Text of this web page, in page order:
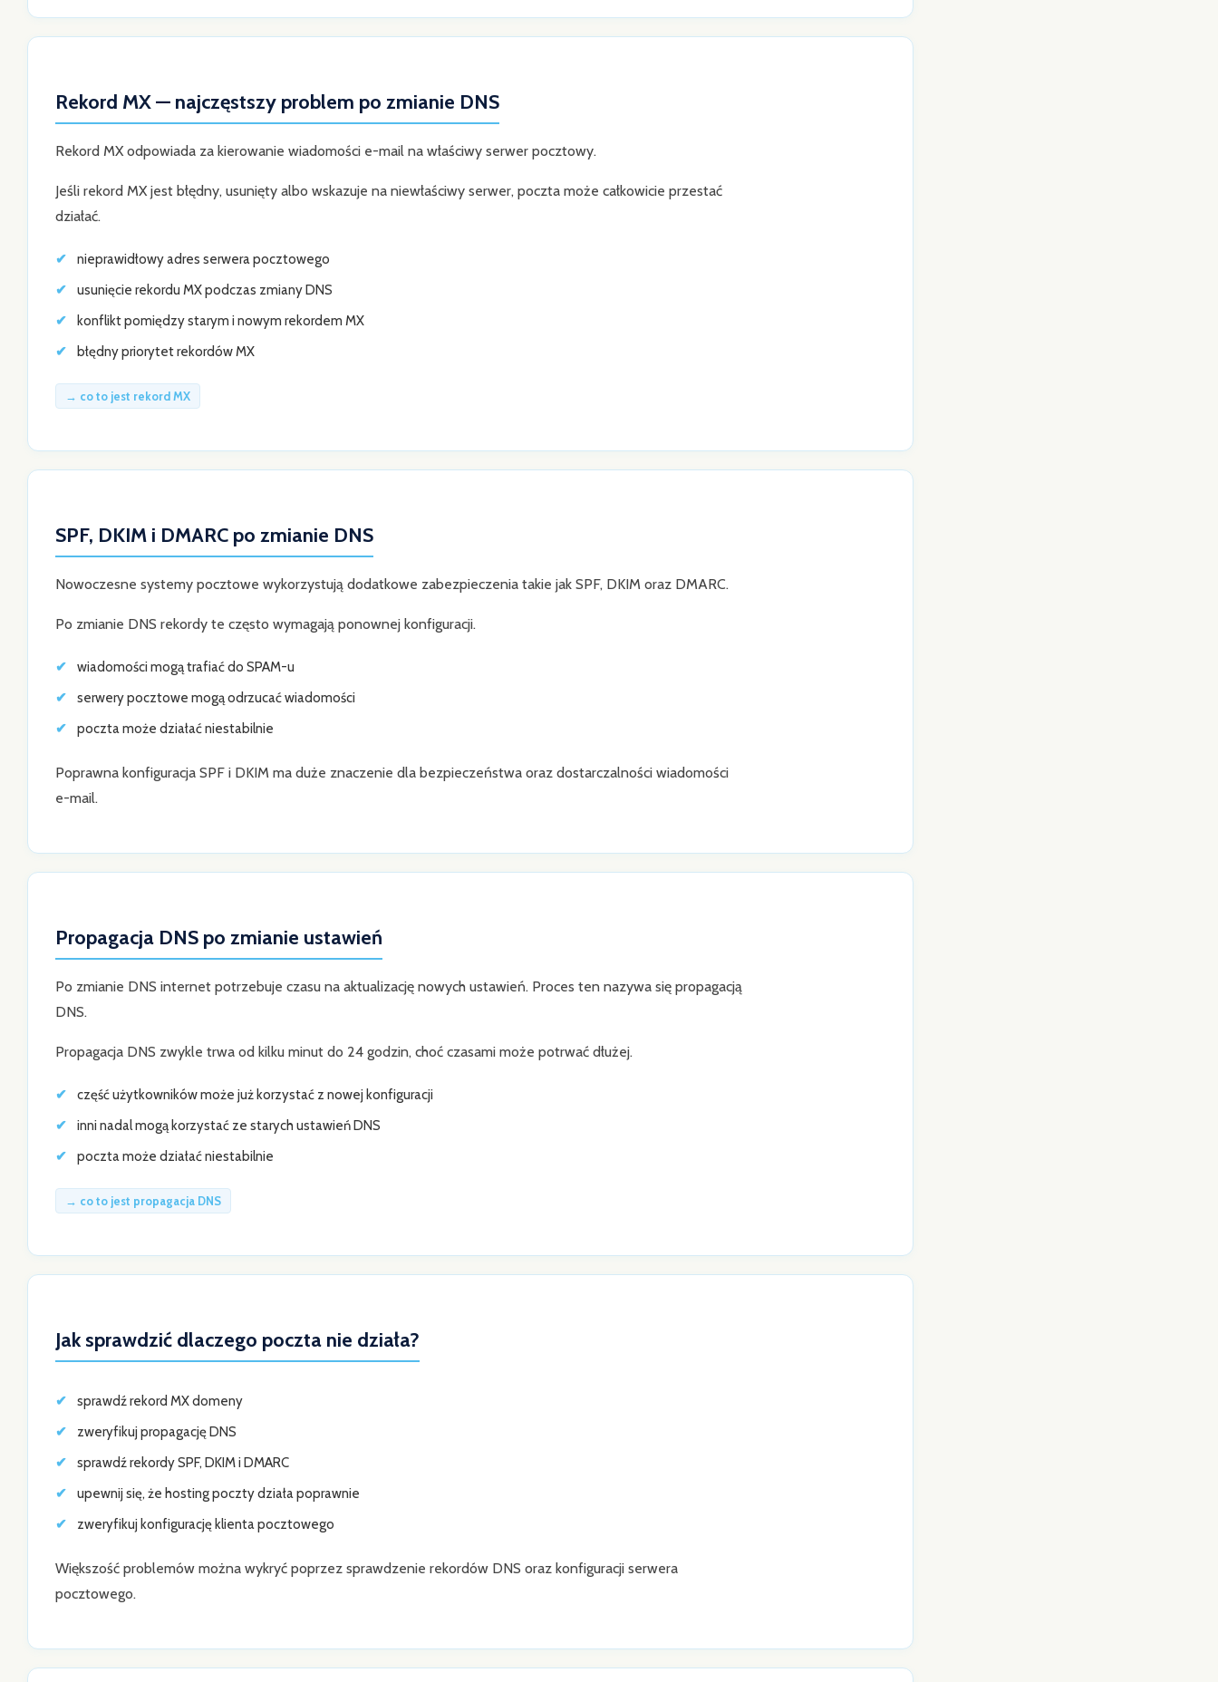
Rekord MX — najczęstszy problem po zmianie DNS
Rekord MX odpowiada za kierowanie wiadomości e-mail na właściwy serwer pocztowy.
Jeśli rekord MX jest błędny, usunięty albo wskazuje na niewłaściwy serwer, poczta może całkowicie przestać
działać.
nieprawidłowy adres serwera pocztowego
usunięcie rekordu MX podczas zmiany DNS
konflikt pomiędzy starym i nowym rekordem MX
błędny priorytet rekordów MX
→ co to jest rekord MX
SPF, DKIM i DMARC po zmianie DNS
Nowoczesne systemy pocztowe wykorzystują dodatkowe zabezpieczenia takie jak SPF, DKIM oraz DMARC.
Po zmianie DNS rekordy te często wymagają ponownej konfiguracji.
wiadomości mogą trafiać do SPAM-u
serwery pocztowe mogą odrzucać wiadomości
poczta może działać niestabilnie
Poprawna konfiguracja SPF i DKIM ma duże znaczenie dla bezpieczeństwa oraz dostarczalności wiadomości
e-mail.
Propagacja DNS po zmianie ustawień
Po zmianie DNS internet potrzebuje czasu na aktualizację nowych ustawień. Proces ten nazywa się propagacją
DNS.
Propagacja DNS zwykle trwa od kilku minut do 24 godzin, choć czasami może potrwać dłużej.
część użytkowników może już korzystać z nowej konfiguracji
inni nadal mogą korzystać ze starych ustawień DNS
poczta może działać niestabilnie
→ co to jest propagacja DNS
Jak sprawdzić dlaczego poczta nie działa?
sprawdź rekord MX domeny
zweryfikuj propagację DNS
sprawdź rekordy SPF, DKIM i DMARC
upewnij się, że hosting poczty działa poprawnie
zweryfikuj konfigurację klienta pocztowego
Większość problemów można wykryć poprzez sprawdzenie rekordów DNS oraz konfiguracji serwera
pocztowego.